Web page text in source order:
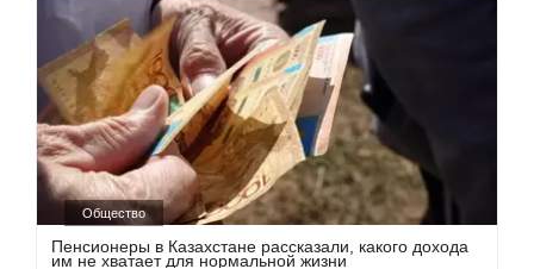
Общество
Пенсионеры в Казахстане рассказали, какого дохода
им не хватает для нормальной жизни